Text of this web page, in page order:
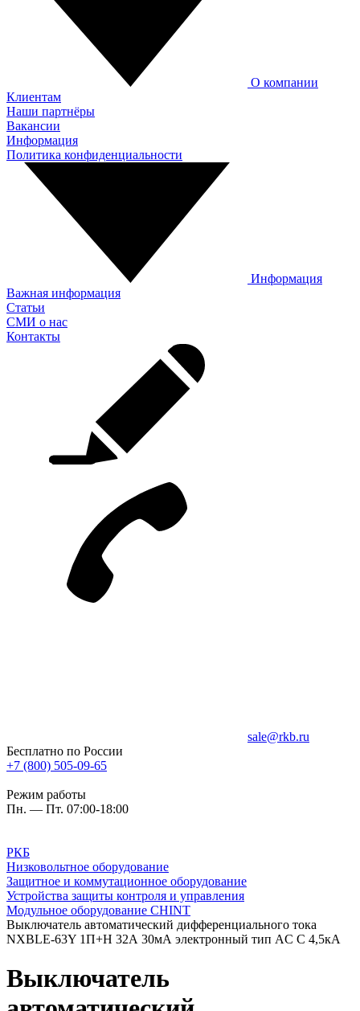
О компании
Клиентам
Наши партнёры
Вакансии
Информация
Политика конфиденциальности
Информация
Важная информация
Статьи
СМИ о нас
Контакты
sale@rkb.ru
Бесплатно по России
+7 (800) 505-09-65
Режим работы
Пн. — Пт. 07:00-18:00
РКБ
Низковольтное оборудование
Защитное и коммутационное оборудование
Устройства защиты контроля и управления
Модульное оборудование CHINT
Выключатель автоматический дифференциального тока
NXBLE-63Y 1П+Н 32А 30мА электронный тип AC C 4,5кА
Выключатель